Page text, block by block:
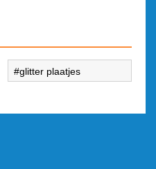
glitter plaatjes